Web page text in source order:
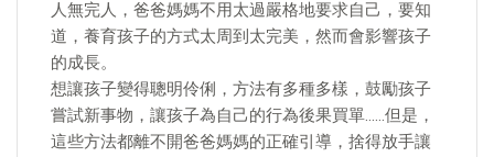
人無完人，爸爸媽媽不用太過嚴格地要求自己，要知
道，養育孩子的方式太周到太完美，然而會影響孩子
的成長。
想讓孩子變得聰明伶俐，方法有多種多樣，鼓勵孩子
嘗試新事物，讓孩子為自己的行為後果買單……但是，
這些方法都離不開爸爸媽媽的正確引導，捨得放手讓